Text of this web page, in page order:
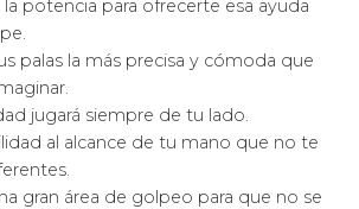
la potencia para ofrecerte esa ayuda
palas la más precisa y cómoda que
jugará siempre de tu lado.
al alcance de tu mano que no te
gran área de golpeo para que no se